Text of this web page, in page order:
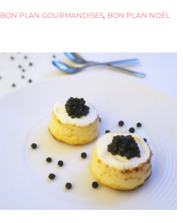
BON PLAN GOURMANDISES, BON PLAN NOËL